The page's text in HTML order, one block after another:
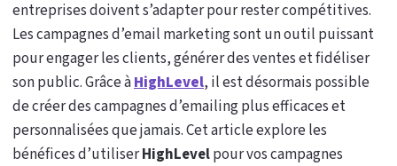
entreprises doivent s’adapter pour rester compétitives.
Les campagnes d’email marketing sont un outil puissant
pour engager les clients, générer des ventes et fidéliser
son public. Grâce àHighLevel, il est désormais possible
de créer des campagnes d’emailing plus efficaces et
personnalisées que jamais. Cet article explore les
bénéfices d’utiliserHighLevelpour vos campagnes